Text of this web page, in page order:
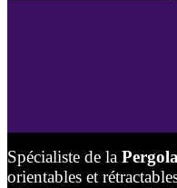
Spécialiste de la
orientables et